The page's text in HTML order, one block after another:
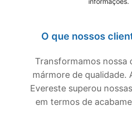
O que nossos
Transformamos nossa
mármore de qualidade.
Evereste superou
em termos de